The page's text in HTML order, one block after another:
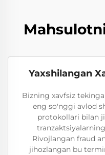
Yaxshilangan
Bizning xavfsiz
eng so'nggi avlod
protokollari bilan
Rivojlangan fraud
jihozlangan bu